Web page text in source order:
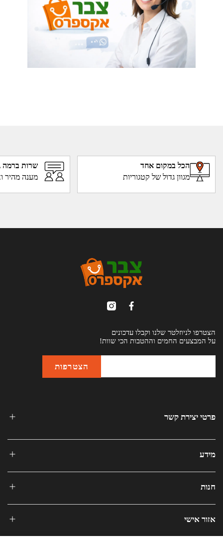
הכל במקום אחד
מגוון גדול של קטגוריות
שרות ברמה
מענה מהיר
הצטרפו לניוזלטר שלנו וקבלו עדכונים
על המבצעים החמים וההטבות הכי שוות!
פרטי יצירת קשר
מידע
חנות
אזור אישי